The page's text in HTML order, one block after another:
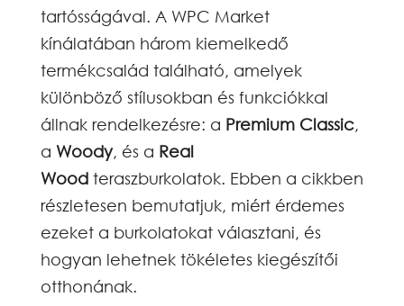
tartósságával. A WPC Market
kínálatában három kiemelkedő
termékcsalád található, amelyek
különböző stílusokban és funkciókkal
állnak rendelkezésre: a Premium Classic,
a Woody, és a Real
Woodteraszburkolatok. Ebben a cikkben
részletesen bemutatjuk, miért érdemes
ezeket a burkolatokat választani, és
hogyan lehetnek tökéletes kiegészítői
otthonának.